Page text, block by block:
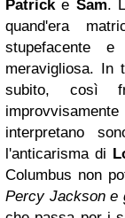
Patricke Sam.
quand'era
stupefacente
meravigliosa. In
subito, così
interpretano
l'anticarisma di
Columbus non
Percy Jackson e